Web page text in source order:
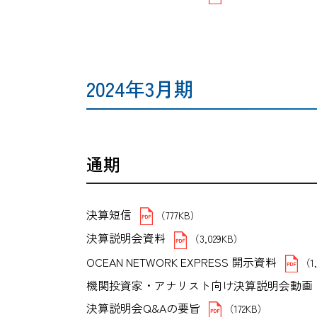
2024年3月期
通期
決算短信 （777KB）
決算説明会資料 （3,029KB）
OCEAN NETWORK EXPRESS 開示資料 （
機関投資家・アナリスト向け決算説明会動画
決算説明会Q&Aの要旨
（172KB）